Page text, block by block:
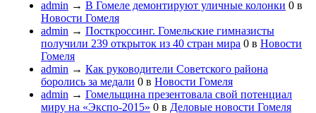
admin → В Гомеле демонтируют уличные колонки 0 в
Новости Гомеля
admin → Посткроссинг. Гомельские гимназисты
получили 239 открыток из 40 стран мира 0 в Новости
Гомеля
admin → Как руководители Советского района
боролись за медали 0 в Новости Гомеля
admin → Гомельщина презентовала свой потенциал
миру на «Экспо-2015» 0 в Деловые новости Гомеля